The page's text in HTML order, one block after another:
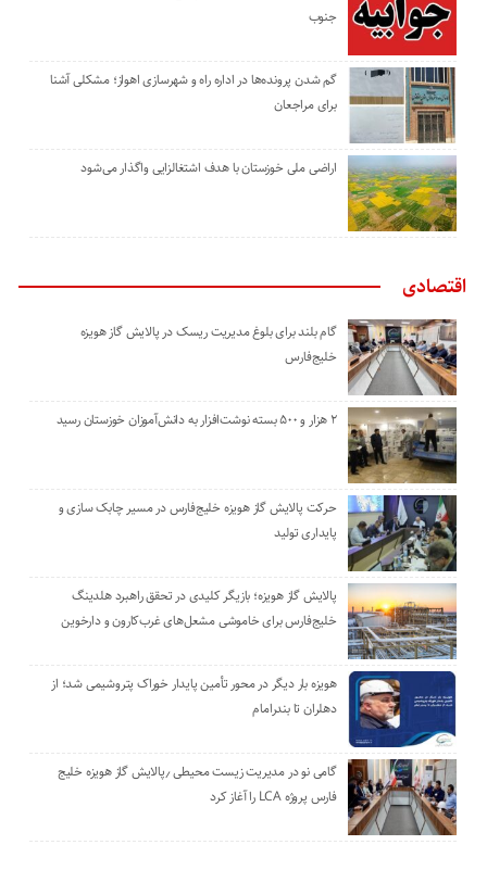
جنوب
گم شدن پرونده‌ها در اداره راه و شهرسازی اهواز؛ مشکلی آشنا
برای مراجعان
اراضی ملی خوزستان با هدف اشتغالزایی واگذار می‌شود
اقتصادی
گام بلند برای بلوغ مدیریت ریسک در پالایش گاز هویزه
خلیج‌فارس
۲ هزار و ۵۰۰ بسته نوشت‌افزار به دانش‌آموزان خوزستان رسید
حرکت پالایش گاز هویزه خلیج‌فارس در مسیر چابک سازی و
پایداری تولید
پالایش گاز هویزه؛ بازیگر کلیدی در تحقق راهبرد هلدینگ
خلیج‌فارس برای خاموشی مشعل‌های غرب‌کارون و دارخوین
هویزه بار دیگر در محور تأمین پایدار خوراک پتروشیمی شد؛ از
دهلران تا بندرامام
گامی نو در مدیریت زیست ‌محیطی ٫پالایش گاز هویزه خلیج
‌فارس پروژه LCA را آغاز کرد